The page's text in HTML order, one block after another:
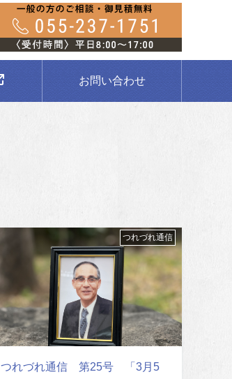
お問い合わせ
つれづれ通信 第25号 「3月5
つれづれ通信